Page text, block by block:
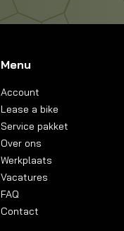
Menu
Account
Lease a bike
Service pakket
Over ons
Werkplaats
Vacatures
FAQ
Contact